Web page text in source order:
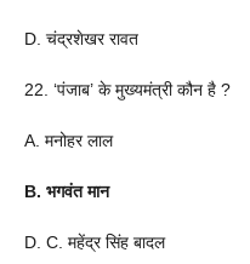
D. चंद्रशेखर रावत
22. ‘पंजाब’ के मुख्यमंत्री कौन है ?
A. मनोहर लाल
B. भगवंत मान
D. C. महेंद्र सिंह बादल